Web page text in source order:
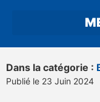
Dans la catégorie :
Publié le 23 Juin 2024